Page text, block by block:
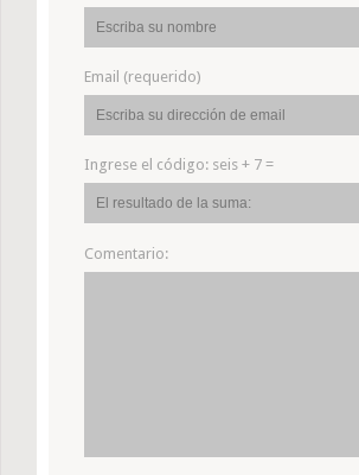
Email (requerido)
Ingrese el código: seis + 7 =
Comentario: